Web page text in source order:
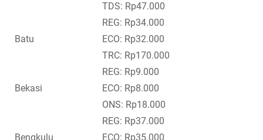
TDS: Rp47.000
Batu
REG: Rp34.000
ECO: Rp32.000
TRC: Rp170.000
Bekasi
REG: Rp9.000
ECO: Rp8.000
ONS: Rp18.000
Bengkulu
REG: Rp37.000
ECO: Rp35.000